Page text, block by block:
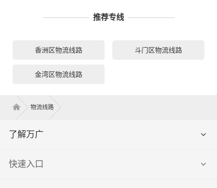
推荐专线
香洲区物流线路 斗门区物流线路
金湾区物流线路
物流线路
了解万广
快速入口